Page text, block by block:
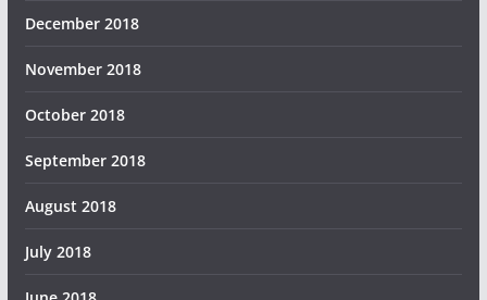
December 2018
November 2018
October 2018
September 2018
August 2018
July 2018